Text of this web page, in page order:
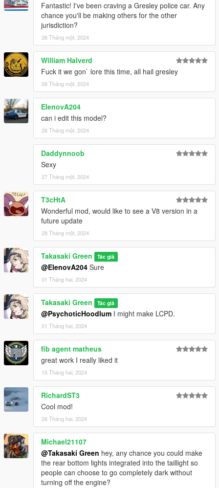
Fantastic! I've been craving a Gresley police car. Any
chance you'll be making others for the other
jurisdiction?
26 Tháng một, 2024
William Halverd
Fuck it we gon` lore this time, all hail gresley
26 Tháng một, 2024
ElenovA204
can i edit this model?
26 Tháng một, 2024
Daddynnoob
Sexy
27 Tháng một, 2024
T3cHtA
Wonderful mod, would like to see a V8 version in a
future update
28 Tháng một, 2024
Takasaki Green Tác giả
@ElenovA204 Sure
01 Tháng hai, 2024
Takasaki Green Tác giả
@PsychoticHoodlum I might make LCPD.
01 Tháng hai, 2024
fib agent matheus
great work I really liked it
15 Tháng hai, 2024
RichardST3
Cool mod!
26 Tháng hai, 2024
Michael21107
@Takasaki Green hey, any chance you could make
the rear bottom lights integrated into the taillight so
people can choose to go completely dark without
turning off the engine?